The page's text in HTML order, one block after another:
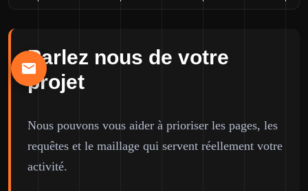
Parlez nous de votre
projet
Nous pouvons vous aider à prioriser les pages, les
requêtes et le maillage qui servent réellement votre
activité.